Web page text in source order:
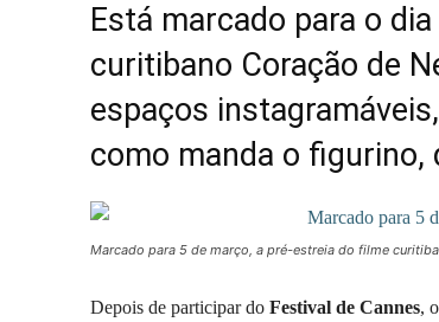
Está marcado para o
curitibano Coração de
espaços
como manda o figurino,
Marcado para 5 de março, a pré-estreia do filme
Depois de participar do Festival de Cannes,